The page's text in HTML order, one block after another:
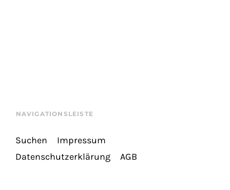
NAVIGATIONSLEISTE
Suchen
Impressum
Datenschutzerklärung
AGB